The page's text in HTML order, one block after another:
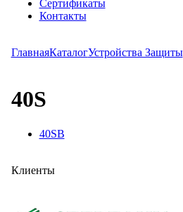
Сертификаты
Контакты
ГлавнаяКаталогУстройства Защиты
40S
40SB
Клиенты